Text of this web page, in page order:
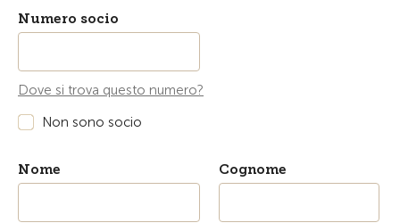
Numero socio
Dove si trova questo numero?
Non sono socio
Nome Cognome